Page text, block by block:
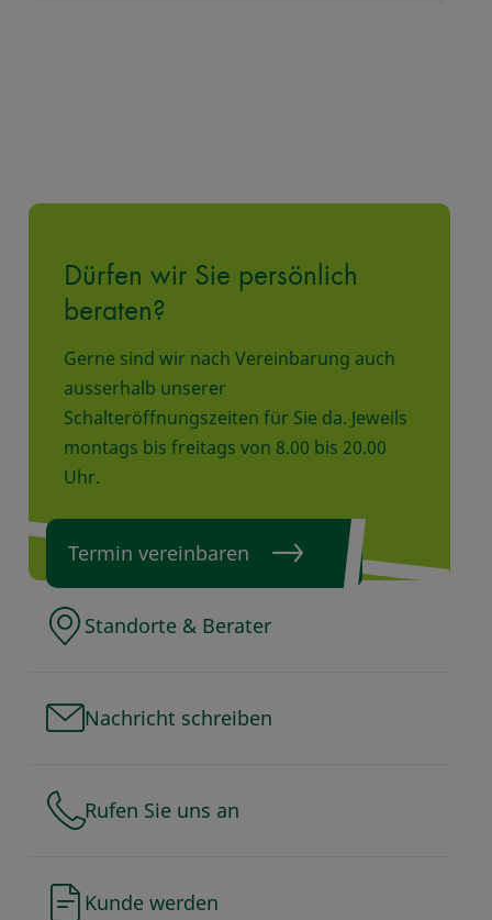
Dürfen wir Sie persönlich
beraten?
Gerne sind wir nach Vereinbarung auch
ausserhalb unserer
Schalteröffnungszeiten für Sie da. Jeweils
montags bis freitags von 8.00 bis 20.00
Uhr.
Termin vereinbaren
Standorte & Berater
Nachricht schreiben
Rufen Sie uns an
Kunde werden